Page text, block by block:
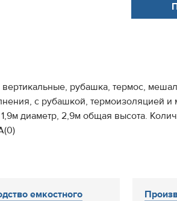
рубашка, термос,
с рубашкой, термоизоляцией и
диаметр, 2,9м общая высота.
емкостного